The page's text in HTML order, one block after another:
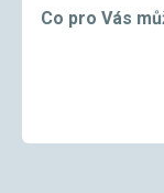
Co pro Vás